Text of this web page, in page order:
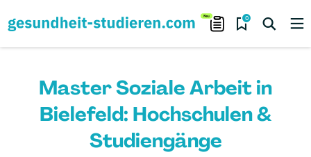
0
Master Soziale Arbeit in
Bielefeld: Hochschulen &
Studiengänge